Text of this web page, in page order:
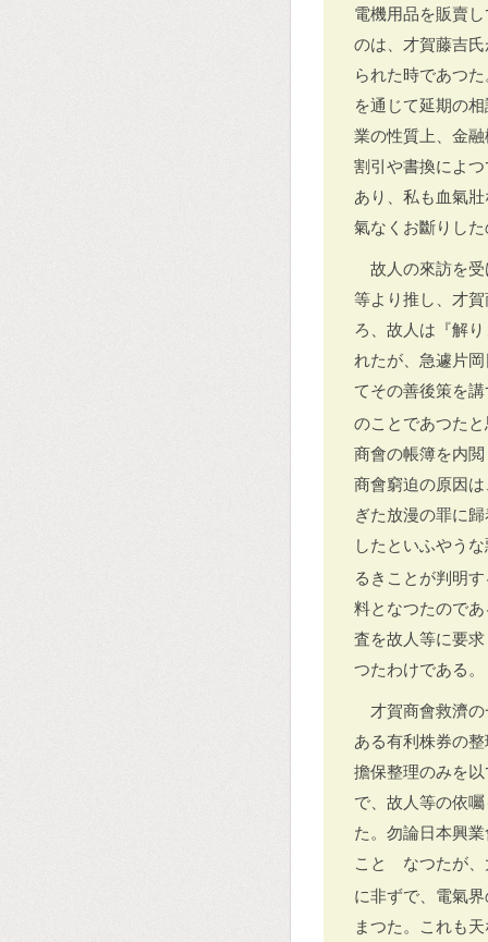
電機用品を販賣
のは、才賀藤吉
られた時であつ
を通じて延期の
業の性質上、金
割引や書換によ
あり、私も血氣
氣なくお斷りし
故人の來訪を
等より推し、才
ろ、故人は『解
れたが、急遽片
てその善後策を
のことであつた
商會の帳簿を内
商會窮迫の原因
ぎた放漫の罪に
したといふやう
るきことが判明
料となつたので
査を故人等に要
つたわけである。
才賀商會救濟
ある有利株券の
擔保整理のみを
で、故人等の依
た。勿論日本興
ことゝなつたが
に非ずで、電氣
まつた。これも